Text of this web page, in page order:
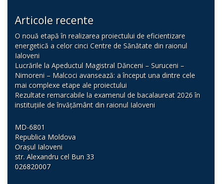
Articole recente
O nouă etapă în realizarea proiectului de eficientizare
energetică a celor cinci Centre de Sănătate din raionul
Ialoveni
Lucrările la Apeductul Magistral Dănceni – Suruceni –
Nimoreni – Malcoci avansează: a început una dintre cele
mai complexe etape ale proiectului
Rezultate remarcabile la examenul de bacalaureat 2026 în
instituțiile de învățământ din raionul Ialoveni
MD-6801
Republica Moldova
Orașul Ialoveni
str. Alexandru cel Bun 33
026820007